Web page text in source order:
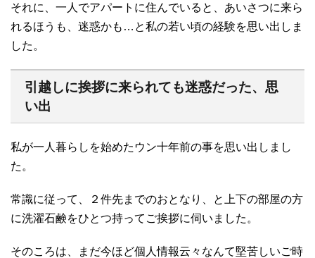
それに、一人でアパートに住んでいると、あいさつに来ら
れるほうも、迷惑かも…と私の若い頃の経験を思い出しま
した。
引越しに挨拶に来られても迷惑だった、思
い出
私が一人暮らしを始めたウン十年前の事を思い出しまし
た。
常識に従って、２件先までのおとなり、と上下の部屋の方
に洗濯石鹸をひとつ持ってご挨拶に伺いました。
そのころは、まだ今ほど個人情報云々なんて堅苦しいご時